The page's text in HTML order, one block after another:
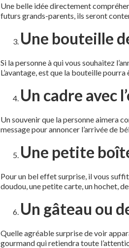
Une belle idée directement
futurs grands-parents, ils seront
Une bouteille
Si la personne à qui vous souhaitez
L’avantage, est que la bouteille
Un cadre avec
Un souvenir que la personne aimera
message pour annoncer l’arrivée de
Une petite
Pour un bel effet surprise, il vous
doudou, une petite carte, un hochet,
Un gâteau ou
Quelle agréable surprise de voir
gourmand qui retiendra toute